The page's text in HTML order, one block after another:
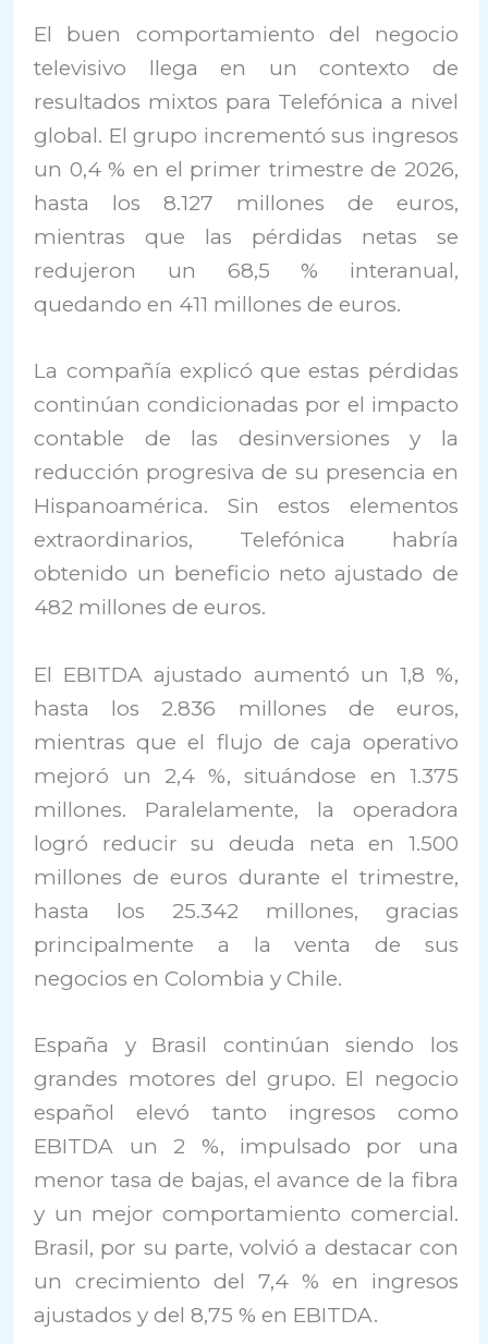
El buen comportamiento del negocio
televisivo llega en un contexto de
resultados mixtos para Telefónica a nivel
global. El grupo incrementó sus ingresos
un 0,4 % en el primer trimestre de 2026,
hasta los 8.127 millones de euros,
mientras que las pérdidas netas se
redujeron un 68,5 % interanual,
quedando en 411 millones de euros.
La compañía explicó que estas pérdidas
continúan condicionadas por el impacto
contable de las desinversiones y la
reducción progresiva de su presencia en
Hispanoamérica. Sin estos elementos
extraordinarios, Telefónica habría
obtenido un beneficio neto ajustado de
482 millones de euros.
El EBITDA ajustado aumentó un 1,8 %,
hasta los 2.836 millones de euros,
mientras que el flujo de caja operativo
mejoró un 2,4 %, situándose en 1.375
millones. Paralelamente, la operadora
logró reducir su deuda neta en 1.500
millones de euros durante el trimestre,
hasta los 25.342 millones, gracias
principalmente a la venta de sus
negocios en Colombia y Chile.
España y Brasil continúan siendo los
grandes motores del grupo. El negocio
español elevó tanto ingresos como
EBITDA un 2 %, impulsado por una
menor tasa de bajas, el avance de la fibra
y un mejor comportamiento comercial.
Brasil, por su parte, volvió a destacar con
un crecimiento del 7,4 % en ingresos
ajustados y del 8,75 % en EBITDA.